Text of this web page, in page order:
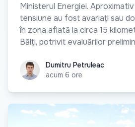
Ministerul Energiei.
tensiune au fost avariați sau
în zona aflată la circa 15
Bălți, potrivit evaluărilor
Dumitru Petruleac
Dumitru Petruleac
acum 6 ore